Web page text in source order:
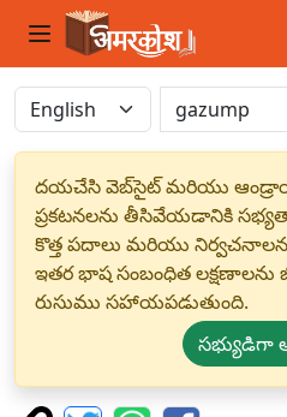
దయచేసి వెబ్‌సైట్ మరియు
ప్రకటనలను తీసివేయడానికి
కొత్త పదాలు మరియు
ఇతర భాష సంబంధిత
రుసుము సహాయపడుతుంది.
సభ్యుడిగా